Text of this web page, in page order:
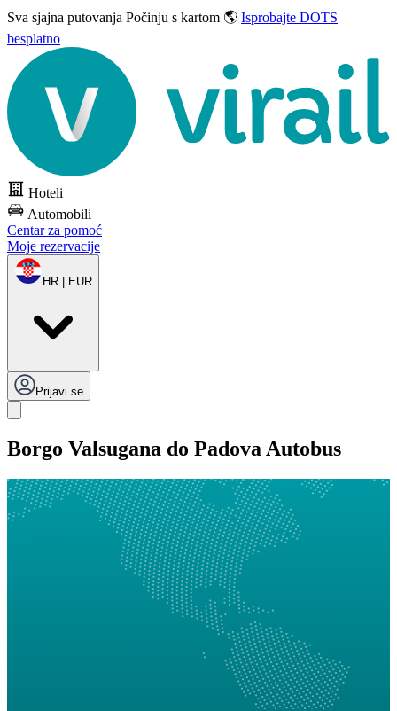
Sva sjajna putovanja Počinju s kartom 🌎 Isprobajte DOTS
besplatno
Hoteli
Automobili
Centar za pomoć
Moje rezervacije
HR | EUR
Prijavi se
Borgo Valsugana do Padova Autobus